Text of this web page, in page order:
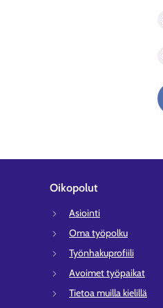
Oikopolut
Asiointi
Oma työpolku
Työnhakuprofiili
Avoimet työpaikat
Tietoa muilla kielillä